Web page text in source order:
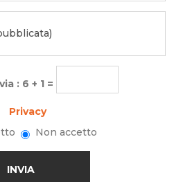
: 6 + 1 =
Privacy
Non accetto